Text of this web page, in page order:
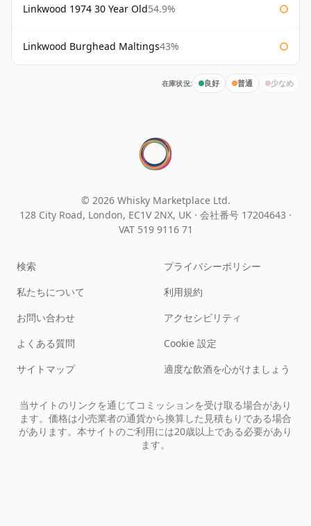
Linkwood 1974 30 Year Old54.9%
Linkwood Burghead Maltings43%
在庫状況: 良好 普通 少なめ
© 2026 Whisky Marketplace Ltd.
128 City Road, London, EC1V 2NX, UK · 会社番号 17204643 ·
VAT 519 9116 71
検索
私たちについて
お問い合わせ
よくある質問
サイトマップ
プライバシーポリシー
利用規約
アクセシビリティ
Cookie 設定
適度な飲酒を心がけましょう
当サイトのリンクを通じてコミッションを受け取る場合があり
ます。価格は小売業者の通貨から換算した見積もりである場合
があります。本サイトのご利用には20歳以上である必要があり
ます。